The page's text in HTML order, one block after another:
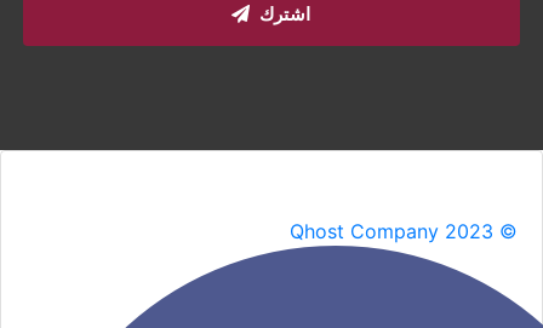
اشترك
Qhost Company 2023 ©